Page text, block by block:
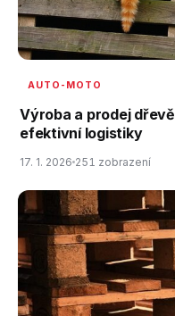
AUTO-MOTO
Výroba a prodej
efektivní logistiky
17. 1. 2026 251 zobrazení